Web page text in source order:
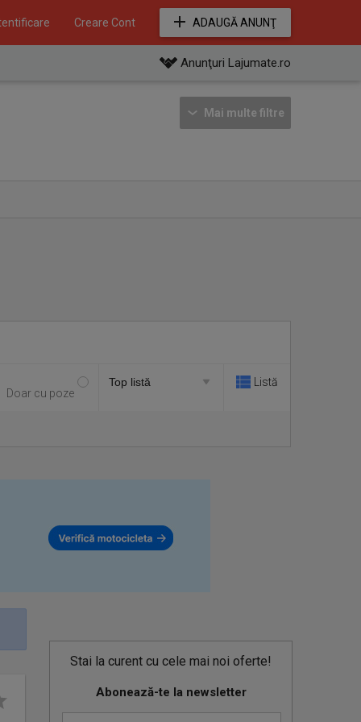
Creare Cont ADAUGĂ ANUNŢ
Anunţuri Lajumate.ro
Mai multe filtre
Doar cu poze
Listă
Stai la curent cu cele mai noi oferte!
Abonează-te la newsletter